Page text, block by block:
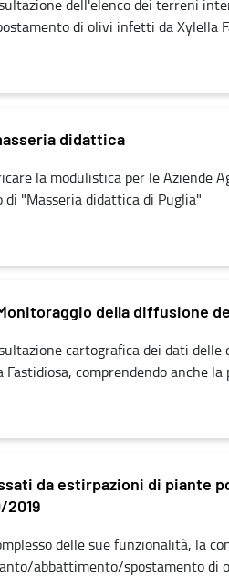
dell'elenco dei terreni
di olivi infetti da Xylella
didattica
la modulistica per le Aziende
"Masseria didattica di Puglia"
della diffusione
cartografica dei dati
comprendendo anche
da estirpazioni di piante
2019
delle sue funzionalità, la
abbattimento/spostamento di